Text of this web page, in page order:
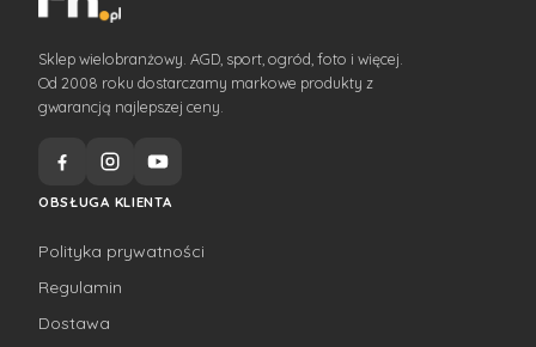
Sklep wielobranżowy. AGD, sport, ogród, foto i więcej.
Od 2008 roku dostarczamy markowe produkty z
gwarancją najlepszej ceny.
OBSŁUGA KLIENTA
Polityka prywatności
Regulamin
Dostawa